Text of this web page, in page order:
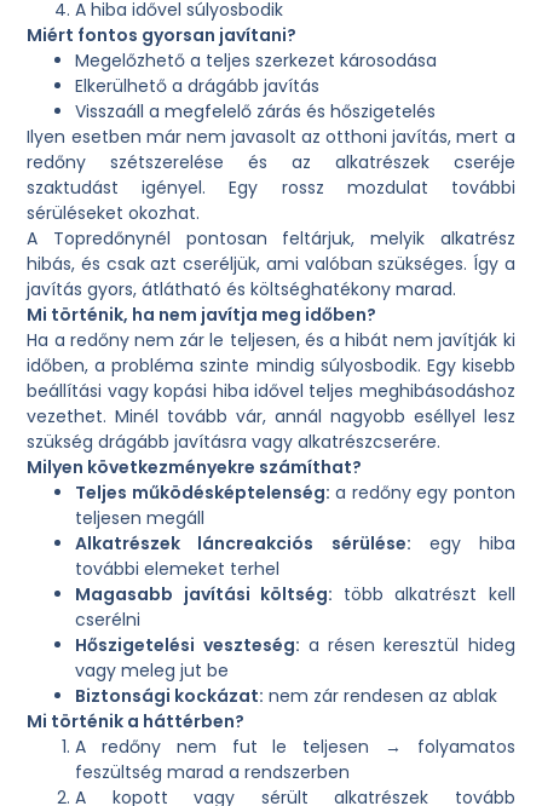
A hiba idővel súlyosbodik
Miért fontos gyorsan javítani?
Megelőzhető a teljes szerkezet károsodása
Elkerülhető a drágább javítás
Visszaáll a megfelelő zárás és hőszigetelés
Ilyen esetben már nem javasolt az otthoni javítás, mert a
redőny szétszerelése és az alkatrészek cseréje
szaktudást igényel. Egy rossz mozdulat további
sérüléseket okozhat.
A Topredőnynél pontosan feltárjuk, melyik alkatrész
hibás, és csak azt cseréljük, ami valóban szükséges. Így a
javítás gyors, átlátható és költséghatékony marad.
Mi történik, ha nem javítja meg időben?
Ha a redőny nem zár le teljesen, és a hibát nem javítják ki
időben, a probléma szinte mindig súlyosbodik. Egy kisebb
beállítási vagy kopási hiba idővel teljes meghibásodáshoz
vezethet. Minél tovább vár, annál nagyobb eséllyel lesz
szükség drágább javításra vagy alkatrészcserére.
Milyen következményekre számíthat?
Teljes működésképtelenség: a redőny egy ponton
teljesen megáll
Alkatrészek láncreakciós sérülése: egy hiba
további elemeket terhel
Magasabb javítási költség: több alkatrészt kell
cserélni
Hőszigetelési veszteség: a résen keresztül hideg
vagy meleg jut be
Biztonsági kockázat: nem zár rendesen az ablak
Mi történik a háttérben?
A redőny nem fut le teljesen → folyamatos
feszültség marad a rendszerben
A kopott vagy sérült alkatrészek tovább